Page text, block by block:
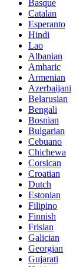
Basque
Catalan
Esperanto
Hindi
Lao
Albanian
Amharic
Armenian
Azerbaijani
Belarusian
Bengali
Bosnian
Bulgarian
Cebuano
Chichewa
Corsican
Croatian
Dutch
Estonian
Filipino
Finnish
Frisian
Galician
Georgian
Gujarati